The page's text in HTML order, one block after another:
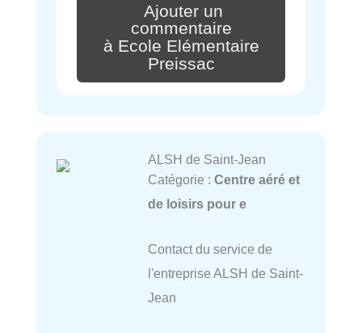
Ajouter un
commentaire
à Ecole Elémentaire
Preissac
ALSH de Saint-Jean
Catégorie : Centre aéré et
de loisirs pour e
Contact du service de
l'entreprise ALSH de Saint-
Jean